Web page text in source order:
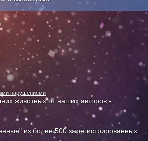
хозяйство
нарушениями
животных от наших авторов -
из более 500 зарегистрированных